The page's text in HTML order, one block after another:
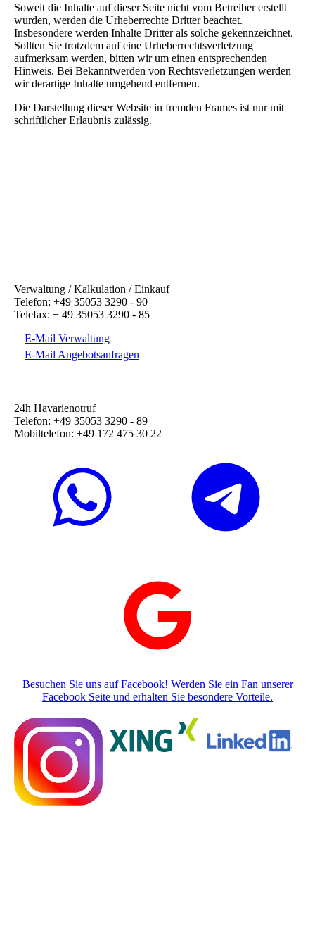
Soweit die Inhalte auf dieser Seite nicht vom Betreiber erstellt
wurden, werden die Urheberrechte Dritter beachtet.
Insbesondere werden Inhalte Dritter als solche gekennzeichnet.
Sollten Sie trotzdem auf eine Urheberrechtsverletzung
aufmerksam werden, bitten wir um einen entsprechenden
Hinweis. Bei Bekanntwerden von Rechtsverletzungen werden
wir derartige Inhalte umgehend entfernen.
Die Darstellung dieser Website in fremden Frames ist nur mit
schriftlicher Erlaubnis zulässig.
Verwaltung / Kalkulation / Einkauf
Telefon: +49 35053 3290 - 90
Telefax: + 49 35053 3290 - 85
E-Mail Verwaltung
E-Mail Angebotsanfragen
24h Havarienotruf
Telefon: +49 35053 3290 - 89
Mobiltelefon: +49 172 475 30 22
Besuchen Sie uns auf Facebook! Werden Sie ein Fan unserer
Facebook Seite und erhalten Sie besondere Vorteile.